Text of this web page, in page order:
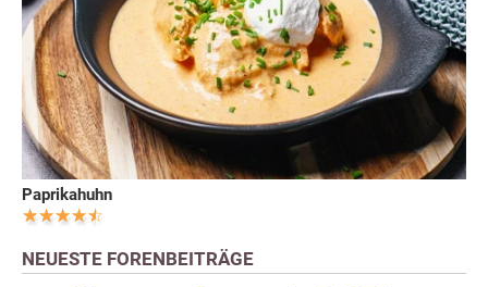
Paprikahuhn
NEUESTE FORENBEITRÄGE